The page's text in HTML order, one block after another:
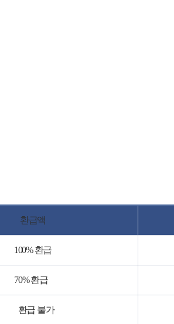
환급액
100% 환급
70% 환급
환급 불가